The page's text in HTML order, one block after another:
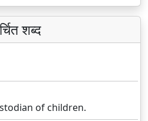
शब्द
of children.